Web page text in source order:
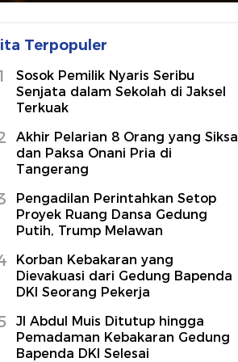
Terpopuler
Sosok Pemilik Nyaris Seribu
Senjata dalam Sekolah di Jaksel
Terkuak
Akhir Pelarian 8 Orang yang Siksa
dan Paksa Onani Pria di
Tangerang
Pengadilan Perintahkan Setop
Proyek Ruang Dansa Gedung
Putih, Trump Melawan
Korban Kebakaran yang
Dievakuasi dari Gedung Bapenda
DKI Seorang Pekerja
Jl Abdul Muis Ditutup hingga
Pemadaman Kebakaran Gedung
Bapenda DKI Selesai